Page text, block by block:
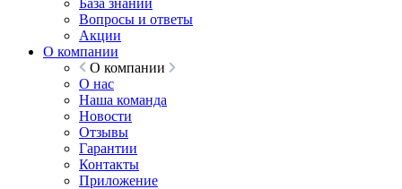
База знаний
Вопросы и ответы
Акции
О компании
О компании
О нас
Наша команда
Новости
Отзывы
Гарантии
Контакты
Приложение